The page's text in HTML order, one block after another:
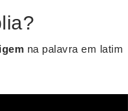
na palavra em latim